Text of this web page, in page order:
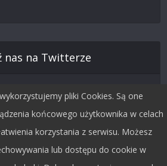
nas na Twitterze
pliki Cookies. Są one
końcowego użytkownika w celach
korzystania z serwisu. Możesz
lub dostępu do cookie w